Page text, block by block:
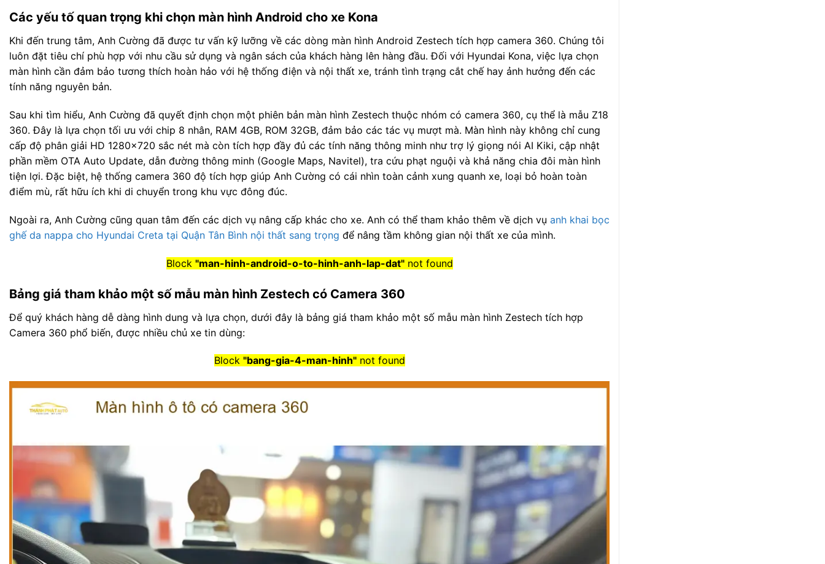
Các yếu tố quan trọng khi chọn màn hình Android cho xe Kona
Khi đến trung tâm, Anh Cường đã được tư vấn kỹ lưỡng về các dòng màn hình Android Zestech tích hợp camera 360. Chúng tôi
luôn đặt tiêu chí phù hợp với nhu cầu sử dụng và ngân sách của khách hàng lên hàng đầu. Đối với Hyundai Kona, việc lựa chọn
màn hình cần đảm bảo tương thích hoàn hảo với hệ thống điện và nội thất xe, tránh tình trạng cắt chế hay ảnh hưởng đến các
tính năng nguyên bản.
Sau khi tìm hiểu, Anh Cường đã quyết định chọn một phiên bản màn hình Zestech thuộc nhóm có camera 360, cụ thể là mẫu Z18
360. Đây là lựa chọn tối ưu với chip 8 nhân, RAM 4GB, ROM 32GB, đảm bảo các tác vụ mượt mà. Màn hình này không chỉ cung
cấp độ phân giải HD 1280×720 sắc nét mà còn tích hợp đầy đủ các tính năng thông minh như trợ lý giọng nói AI Kiki, cập nhật
phần mềm OTA Auto Update, dẫn đường thông minh (Google Maps, Navitel), tra cứu phạt nguội và khả năng chia đôi màn hình
tiện lợi. Đặc biệt, hệ thống camera 360 độ tích hợp giúp Anh Cường có cái nhìn toàn cảnh xung quanh xe, loại bỏ hoàn toàn
điểm mù, rất hữu ích khi di chuyển trong khu vực đông đúc.
Ngoài ra, Anh Cường cũng quan tâm đến các dịch vụ nâng cấp khác cho xe. Anh có thể tham khảo thêm về dịch vụ anh khai bọc
ghế da nappa cho Hyundai Creta tại Quận Tân Bình nội thất sang trọng để nâng tầm không gian nội thất xe của mình.
Block "man-hinh-android-o-to-hinh-anh-lap-dat"not found
Bảng giá tham khảo một số mẫu màn hình Zestech có Camera 360
Để quý khách hàng dễ dàng hình dung và lựa chọn, dưới đây là bảng giá tham khảo một số mẫu màn hình Zestech tích hợp
Camera 360 phổ biến, được nhiều chủ xe tin dùng:
Block "bang-gia-4-man-hinh"not found